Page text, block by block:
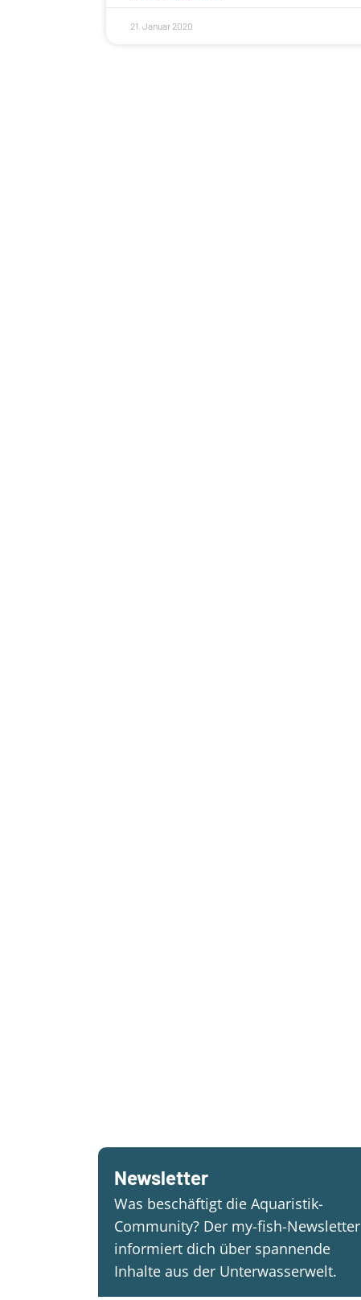
21. Januar 2020
Newsletter
Was beschäftigt die Aquaristik-
Community? Der my-fish-Newsletter
informiert dich über spannende
Inhalte aus der Unterwasserwelt.